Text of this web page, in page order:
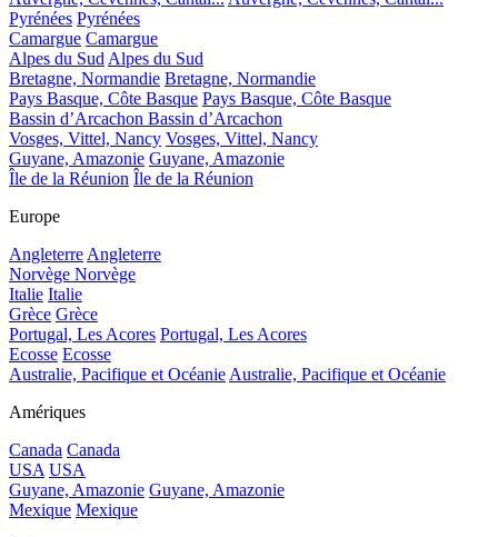
Pyrénées Pyrénées
Camargue Camargue
Alpes du SudAlpes du Sud
Bretagne, Normandie Bretagne, Normandie
Pays Basque, Côte Basque Pays Basque, Côte Basque
Bassin d’Arcachon Bassin d’Arcachon
Vosges, Vittel, Nancy Vosges, Vittel, Nancy
Guyane, Amazonie Guyane, Amazonie
Île de la Réunion Île de la Réunion
Europe
AngleterreAngleterre
Norvège Norvège
Italie Italie
Grèce Grèce
Portugal, Les Acores Portugal, Les Acores
Ecosse Ecosse
Australie, Pacifique et OcéanieAustralie, Pacifique et Océanie
Amériques
Canada Canada
USA USA
Guyane, Amazonie Guyane, Amazonie
Mexique Mexique